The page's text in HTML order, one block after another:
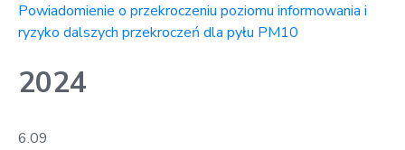
Powiadomienie o przekroczeniu poziomu informowania i
ryzyko dalszych przekroczeń dla pyłu PM10
2024
6.09